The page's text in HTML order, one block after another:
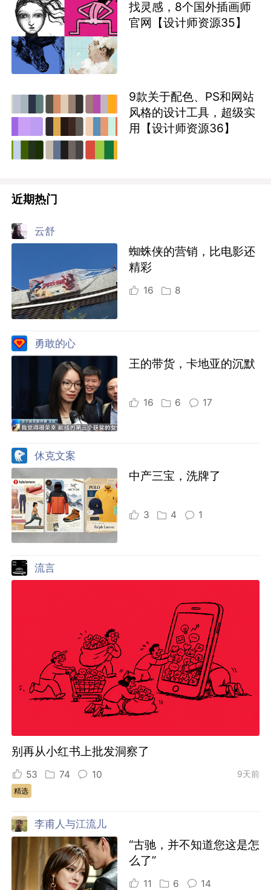
找灵感，8个国外插画师
官网【设计师资源35】
9款关于配色、PS和网站
风格的设计工具，超级实
用【设计师资源36】
近期热门
云舒
蜘蛛侠的营销，比电影还
精彩
16 8
勇敢的心
王的带货，卡地亚的沉默
16 6 17
休克文案
中产三宝，洗牌了
3 4 1
流言
别再从小红书上批发洞察了
53 74 10 9天前
精选
李甫人与江流儿
“古驰，并不知道您这是怎
么了”
11 6 14